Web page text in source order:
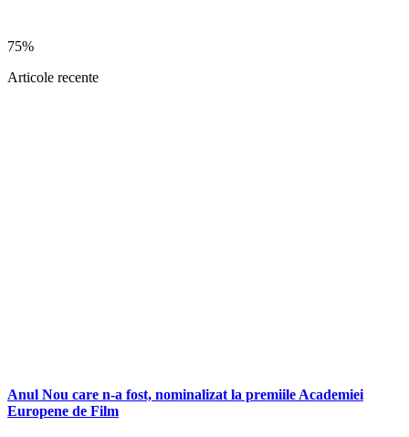
75%
Articole recente
Anul Nou care n-a fost, nominalizat la premiile Academiei
Europene de Film